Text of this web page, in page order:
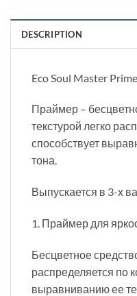
DESCRIPTION
Eco Soul Master
Праймер –
текстурой легко
способствует
тона.
Выпускается в 3-х
1. Праймер для
Бесцветное
распределяется по
выравниванию ее